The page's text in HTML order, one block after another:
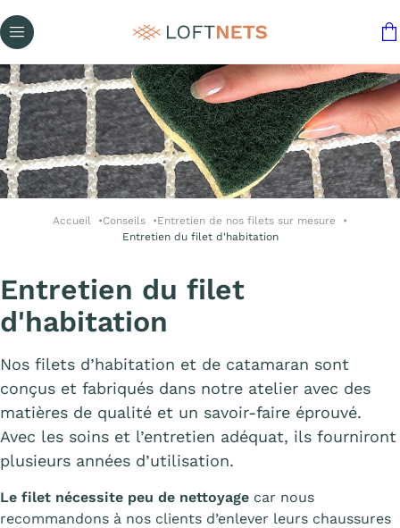
Accueil Conseils
Entretien de nos filets sur mesure
Entretien du filet d'habitation
Entretien du filet
d'habitation
Nos filets d’habitation et de catamaran sont
conçus et fabriqués dans notre atelier avec des
matières de qualité et un savoir-faire éprouvé.
Avec les soins et l’entretien adéquat, ils fourniront
plusieurs années d’utilisation.
Le filet nécessite peu de nettoyage car nous
recommandons à nos clients d’enlever leurs chaussures